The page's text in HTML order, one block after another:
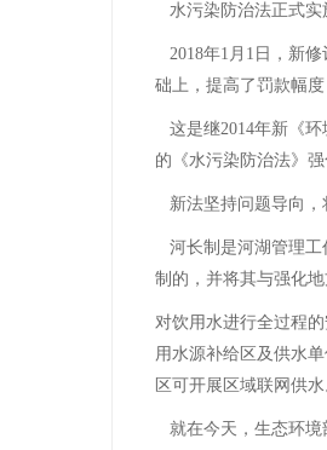
水污染防治法正式
2018年1月1日，新
础上，提高了罚款幅
这是继2014年新《
的《水污染防治法》
新法坚持问题导向
河长制是河湖管理
制的，并将其与强化
对饮用水进行全过程
用水源补给区及供水
区可开展区域联网供
就在今天，生态环